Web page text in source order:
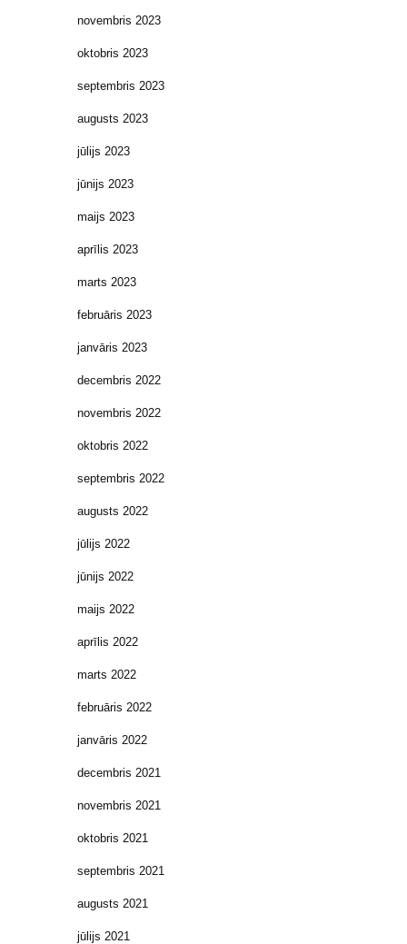
novembris 2023
oktobris 2023
septembris 2023
augusts 2023
jūlijs 2023
jūnijs 2023
maijs 2023
aprīlis 2023
marts 2023
februāris 2023
janvāris 2023
decembris 2022
novembris 2022
oktobris 2022
septembris 2022
augusts 2022
jūlijs 2022
jūnijs 2022
maijs 2022
aprīlis 2022
marts 2022
februāris 2022
janvāris 2022
decembris 2021
novembris 2021
oktobris 2021
septembris 2021
augusts 2021
jūlijs 2021